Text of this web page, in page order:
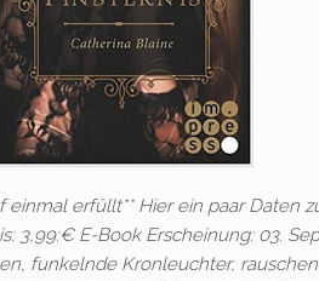
erfüllt** Hier ein paar Daten
3,99:€ E-Book Erscheinung: 03.
funkelnde Kronleuchter,